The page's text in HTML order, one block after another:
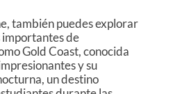
también puedes explorar
de
Gold Coast, conocida
y su
un destino